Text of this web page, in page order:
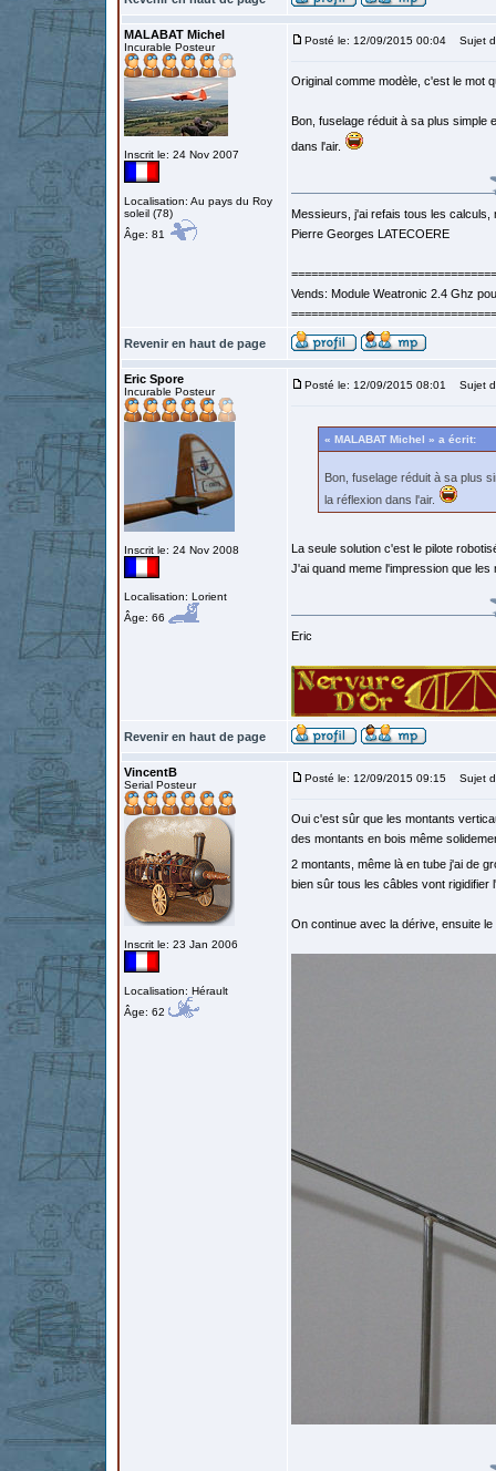
MALABAT Michel
Incurable Posteur
Inscrit le: 24 Nov 2007
Localisation: Au pays du Roy
soleil (78)
Âge: 81
Posté le: 12/09/2015 00:04 Sujet
Original comme modèle, c'est le mot
Bon, fuselage réduit à sa plus simple
dans l'air.
Messieurs, j'ai refais tous les calculs,
Pierre Georges LATECOERE
===============================
Vends: Module Weatronic 2.4 Ghz
===============================
Revenir en haut de page
Eric Spore
Incurable Posteur
Inscrit le: 24 Nov 2008
Localisation: Lorient
Âge: 66
Posté le: 12/09/2015 08:01 Sujet
« MALABAT Michel » a écrit:
Bon, fuselage réduit à sa plus
la réflexion dans l'air.
La seule solution c'est le pilote
J'ai quand meme l'impression que
Eric
Revenir en haut de page
VincentB
Serial Posteur
Inscrit le: 23 Jan 2006
Localisation: Hérault
Âge: 62
Posté le: 12/09/2015 09:15 Sujet
Oui c'est sûr que les montants
des montants en bois même
2 montants, même là en tube j'ai de
bien sûr tous les câbles vont rigidifier
On continue avec la dérive, ensuite le